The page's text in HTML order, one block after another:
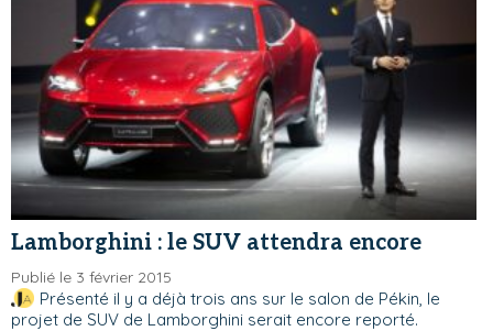
Lamborghini : le SUV attendra encore
Publié le 3 février 2015
Présenté il y a déjà trois ans sur le salon de Pékin, le
projet de SUV de Lamborghini serait encore reporté.